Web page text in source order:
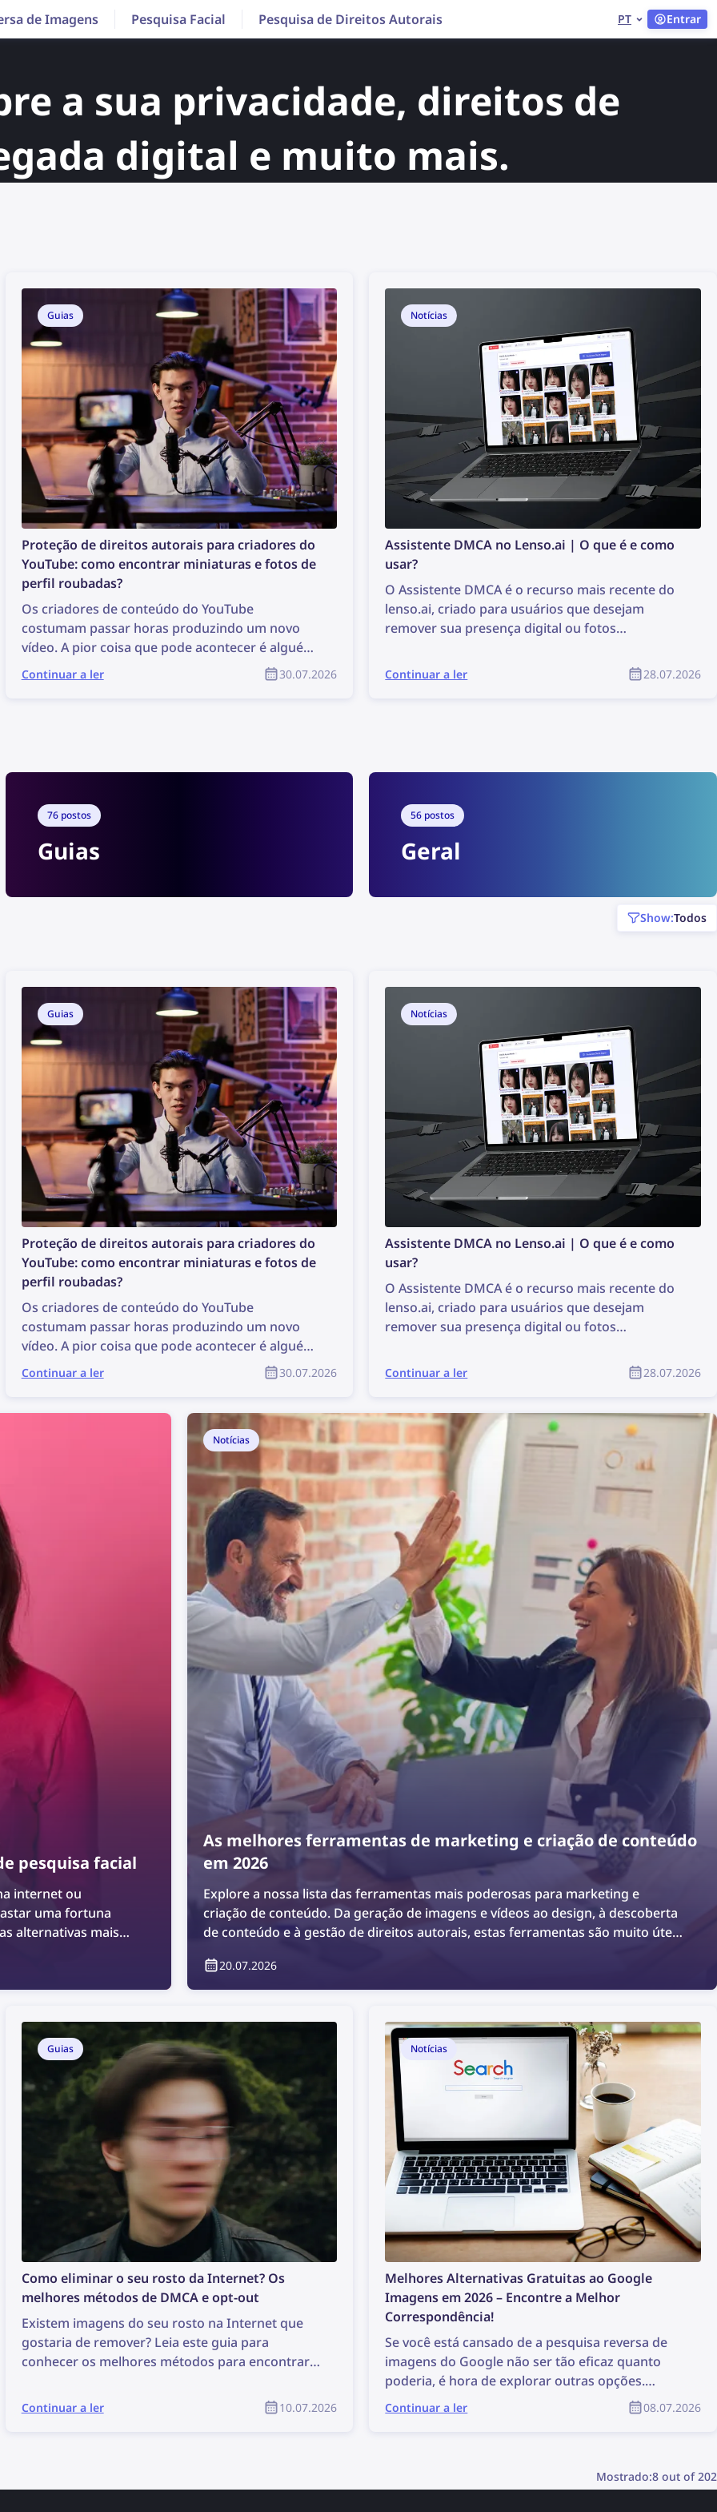
de Imagens Pesquisa Facial Pesquisa de Direitos Autorais PT Entrar
a sua privacidade, direitos de
digital e muito mais.
Guias
Proteção de direitos autorais para criadores do
YouTube: como encontrar miniaturas e fotos de
perfil roubadas?
Os criadores de conteúdo do YouTube
costumam passar horas produzindo um novo
vídeo. A pior coisa que pode acontecer é alguém
simplesmente roubar esse conteúdo, reutilizá-lo
sem autorização e o criador não receber
Continuar a ler 30.07.2026
Notícias
Assistente DMCA no Lenso.ai | O que é e como
usar?
O Assistente DMCA é o recurso mais recente do
lenso.ai, criado para usuários que desejam
remover sua presença digital ou fotos
fácil e rápida. A ferramenta gera e-mails prontos
para copiar e colar, que podem ser usados para
Continuar a ler 28.07.2026
76 postos
Guias
56 postos
Geral
show:Todos
Guias
Proteção de direitos autorais para criadores do
YouTube: como encontrar miniaturas e fotos de
perfil roubadas?
Os criadores de conteúdo do YouTube
costumam passar horas produzindo um novo
vídeo. A pior coisa que pode acontecer é alguém
simplesmente roubar esse conteúdo, reutilizá-lo
sem autorização e o criador não receber
Como encontrar conteúdo roubado e proteger
seus direitos autorais como parte da
Continuar a ler 30.07.2026
Notícias
Assistente DMCA no Lenso.ai | O que é e como
usar?
O Assistente DMCA é o recurso mais recente do
lenso.ai, criado para usuários que desejam
remover sua presença digital ou fotos
fácil e rápida. A ferramenta gera e-mails prontos
para copiar e colar, que podem ser usados para
sites onde as imagens foram encontradas.
Continue lendo para saber como remover suas
imagens de qualquer site com a ajuda do
Assistente DMCA do lenso.ai.
Continuar a ler 28.07.2026
pesquisa facial
internet ou
uma fortuna
alternativas mais
Notícias
As melhores ferramentas de marketing e criação de conteúdo
em 2026
Explore a nossa lista das ferramentas mais poderosas para marketing e
criação de conteúdo. Da geração de imagens e vídeos ao design, à descoberta
de conteúdo e à gestão de direitos autorais, estas ferramentas são muito úteis
das melhores ferramentas de marketing e criação de conteúdo para
profissionais de marketing e designers de produtos.
20.07.2026
Guias
Como eliminar o seu rosto da Internet? Os
melhores métodos de DMCA e opt-out
Existem imagens do seu rosto na Internet que
gostaria de remover? Leia este guia para
conhecer os melhores métodos para encontrar e
Continuar a ler 10.07.2026
Notícias
Melhores Alternativas Gratuitas ao Google
Imagens em 2026 – Encontre a Melhor
Correspondência!
Se você está cansado de a pesquisa reversa de
imagens do Google não ser tão eficaz quanto
poderia, é hora de explorar outras opções.
Vamos encontrar a correspondência perfeita
com as melhores ferramentas gratuitas de
Continuar a ler 08.07.2026
Mostrado:8 out of 202